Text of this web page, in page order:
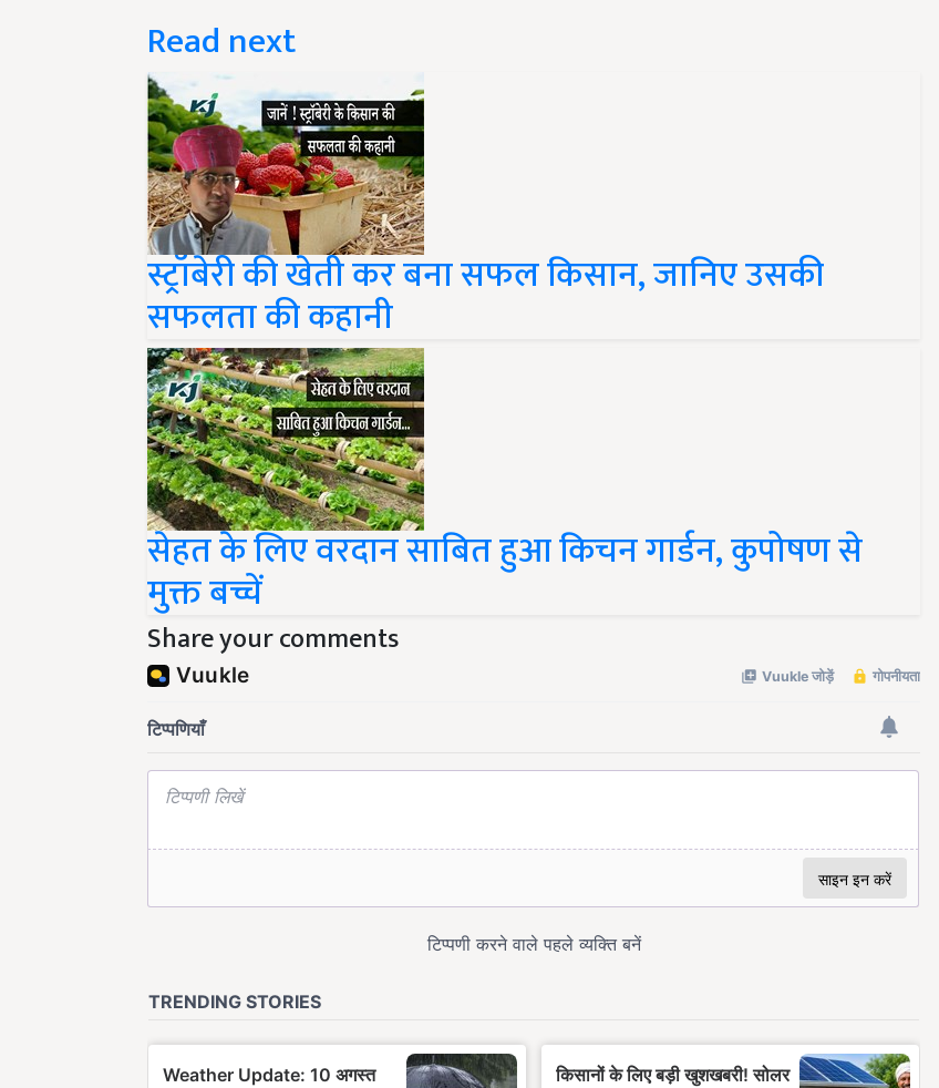
Read next
स्ट्रॉबेरी की खेती कर बना सफल किसान, जानिए उसकी
सफलता की कहानी
सेहत के लिए वरदान साबित हुआ किचन गार्डन, कुपोषण से
मुक्त बच्चें
Share your comments